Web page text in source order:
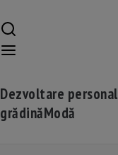
Dezvoltare
grădinăModă